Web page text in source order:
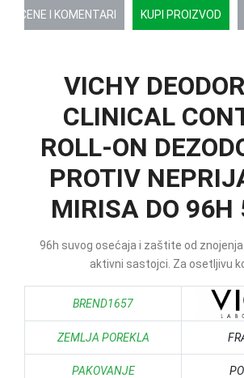
OCENE I KOMENTARI KUPI PROIZVOD
VICHY
CLINICAL
ROLL-ON
PROTIV
MIRISA DO 96H
96h suvog osećaja i zaštite od
aktivni sastojci. Za osetljivu
BREND1657
ZEMLJA POREKLA
PAKOVANJE